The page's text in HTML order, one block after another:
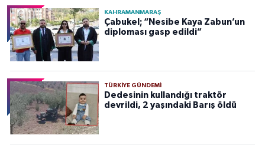
KAHRAMANMARAŞ
Çabukel; “Nesibe Kaya Zabun’un
diploması gasp edildi”
TÜRKIYE GÜNDEMI
Dedesinin kullandığı traktör
devrildi, 2 yaşındaki Barış öldü